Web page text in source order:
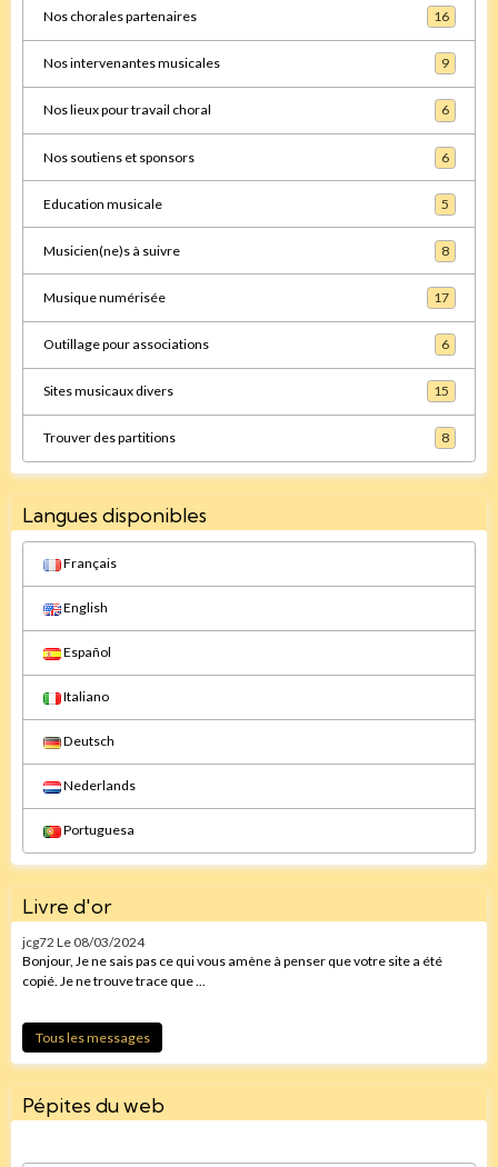
Nos chorales partenaires 16
Nos intervenantes musicales 9
Nos lieux pour travail choral 6
Nos soutiens et sponsors 6
Education musicale 5
Musicien(ne)s à suivre 8
Musique numérisée 17
Outillage pour associations 6
Sites musicaux divers 15
Trouver des partitions 8
Langues disponibles
Français
English
Español
Italiano
Deutsch
Nederlands
Portuguesa
Livre d'or
jcg72 Le 08/03/2024
Bonjour, Je ne sais pas ce qui vous amène à penser que votre site a été
copié. Je ne trouve trace que ...
Tous les messages
Pépites du web